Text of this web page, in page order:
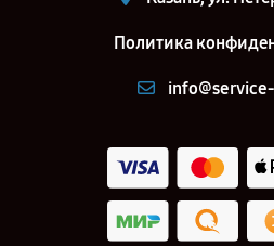
Политика